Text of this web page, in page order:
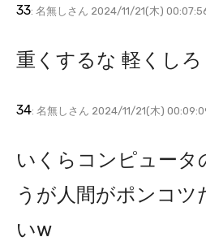
33: 名無しさん 2024/11/21(木)
重くするな 軽くしろ
34: 名無しさん 2024/11/21(木)
いくらコンピュータ
うが人間がポンコツ
いw